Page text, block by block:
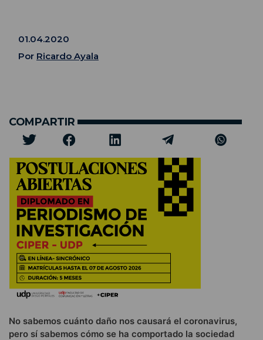
01.04.2020
Por Ricardo Ayala
COMPARTIR
No sabemos cuánto daño nos causará el coronavirus,
pero sí sabemos cómo se ha comportado la sociedad